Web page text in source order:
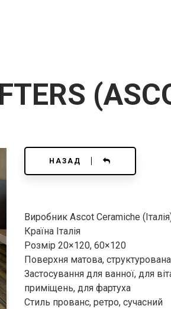
НАЗАД
Виробник Ascot Ceramiche
Країна Італія
Розмір 20×120, 60×120
Поверхня матова,
Застосування для ванної, для
приміщень, для фартуха
Стиль прованс, ретро, сучасний